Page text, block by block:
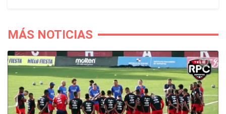
MÁS NOTICIAS